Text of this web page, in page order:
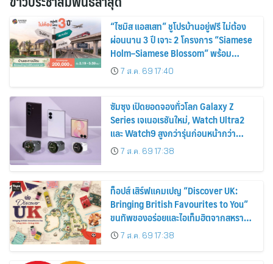
“ไซมิส แอสเสท” ชูโปรบ้านอยู่ฟรี ไม่ต้อง
ผ่อนนาน 3 ปี เจาะ 2 โครงการ “Siamese
Holm–Siamese Blossom” พร้อม
ส่วนลดและสิทธิพิเศษถึง 31 สิงหาคม
2569
7 ส.ค. 69 17:40
ซัมซุง เปิดยอดจองทั่วโลก Galaxy Z
Series เจเนอเรชันใหม่, Watch Ultra2
และ Watch9 สูงกว่ารุ่นก่อนหน้ากว่า
30%7 ส.ค. 69 17:38
ท็อปส์ เสิร์ฟแคมเปญ “Discover UK:
Bringing British Favourites to You”
ขนทัพของอร่อยและไอเท็มฮิตจากสหราช
อาณาจักร ส่งตรงถึงมือตั้งแต่วันนี้ – 18
สิงหาคมนี้
7 ส.ค. 69 17:38